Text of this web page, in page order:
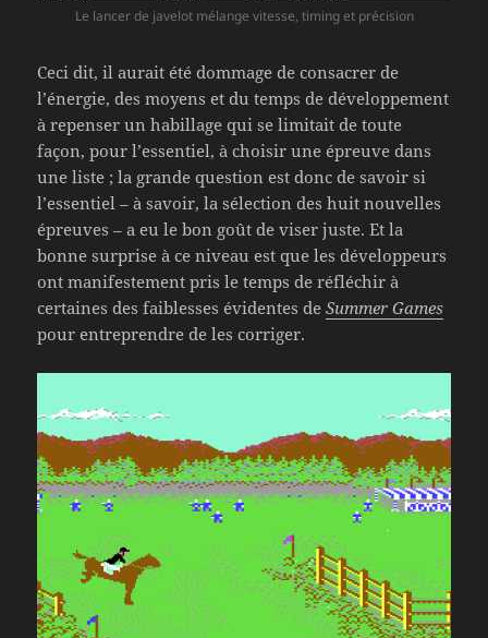
Le lancer de javelot mélange vitesse, timing et précision
Ceci dit, il aurait été dommage de consacrer de
l’énergie, des moyens et du temps de développement
à repenser un habillage qui se limitait de toute
façon, pour l’essentiel, à choisir une épreuve dans
une liste ; la grande question est donc de savoir si
l’essentiel – à savoir, la sélection des huit nouvelles
épreuves – a eu le bon goût de viser juste. Et la
bonne surprise à ce niveau est que les développeurs
ont manifestement pris le temps de réfléchir à
certaines des faiblesses évidentes deSummer Games
pour entreprendre de les corriger.